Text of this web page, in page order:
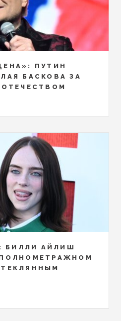
ПУТИН
БАСКОВА ЗА
БИЛЛИ АЙЛИШ